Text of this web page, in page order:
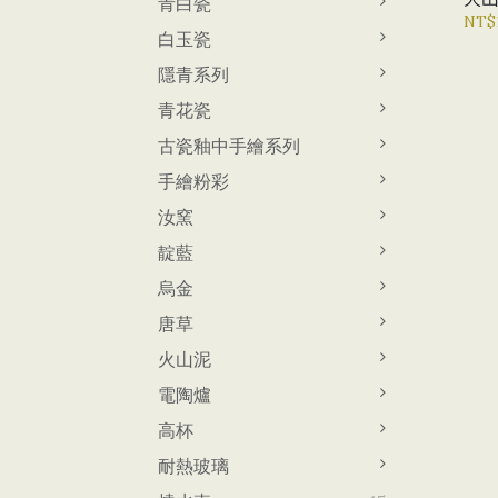
白玉瓷
隱青系列
青花瓷
古瓷釉中手繪系列
手繪粉彩
汝窯
靛藍
烏金
唐草
火山泥
電陶爐
高杯
耐熱玻璃